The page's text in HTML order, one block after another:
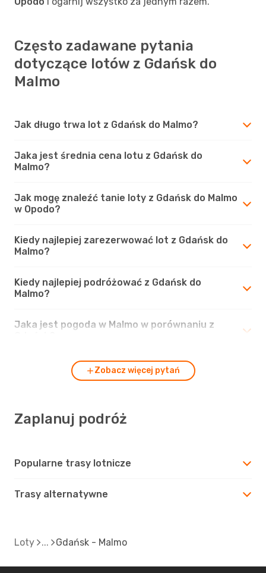
Często zadawane pytania
dotyczące lotów z Gdańsk do
Malmo
Jak długo trwa lot z Gdańsk do Malmo?
Jaka jest średnia cena lotu z Gdańsk do
Malmo?
Jak mogę znaleźć tanie loty z Gdańsk do Malmo
w Opodo?
Kiedy najlepiej zarezerwować lot z Gdańsk do
Malmo?
Kiedy najlepiej podróżować z Gdańsk do
Malmo?
Jaka jest pogoda w Malmo w porównaniu z
Zobacz więcej pytań
Zaplanuj podróż
Popularne trasy lotnicze
Trasy alternatywne
Loty Gdańsk - Malmo